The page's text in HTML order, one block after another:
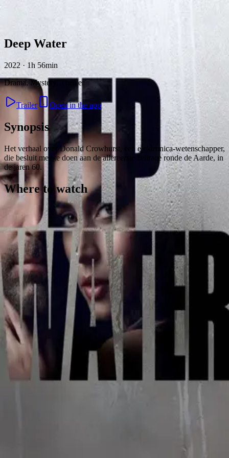
Deep Water
2022 · 1h 56min
Drama, Mystery, Thriller
Trailer Open in the app
Synopsis
Het verhaal over Donald Crowhurst, een elektronica-wetenschapper,
die besluit mee te doen aan de allereerste zeilrace ronde de Aarde, in
de jaren 60.
Where to watch
FeedbackPrivacy
Terms
©2026 Byoscoop·a product of Boydroid B.V.